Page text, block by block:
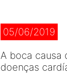
05/06/2019
A boca causa
doenças